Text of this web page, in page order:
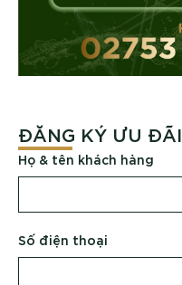
ĐĂNG KÝ ƯU ĐÃI
Họ & tên khách hàng
Số điện thoại